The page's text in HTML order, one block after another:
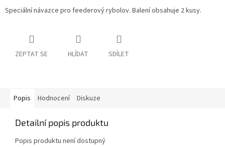
Speciální návazce pro feederový rybolov. Balení obsahuje 2 kusy.
ZEPTAT SE HLÍDAT SDÍLET
Popis Hodnocení Diskuze
Detailní popis produktu
Popis produktu není dostupný